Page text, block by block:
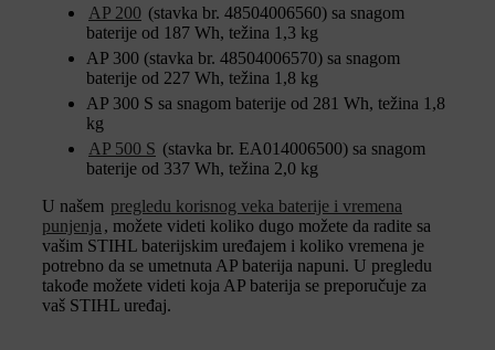
AP 200 (stavka br. 48504006560) sa snagom
baterije od 187 Wh, težina 1,3 kg
AP 300 (stavka br. 48504006570) sa snagom
baterije od 227 Wh, težina 1,8 kg
AP 300 S sa snagom baterije od 281 Wh, težina 1,8
kg
AP 500 S (stavka br. EA014006500) sa snagom
baterije od 337 Wh, težina 2,0 kg
U našem pregledu korisnog veka baterije i vremena
punjenja , možete videti koliko dugo možete da radite sa
vašim STIHL baterijskim uređajem i koliko vremena je
potrebno da se umetnuta AP baterija napuni. U pregledu
takođe možete videti koja AP baterija se preporučuje za
vaš STIHL uređaj.